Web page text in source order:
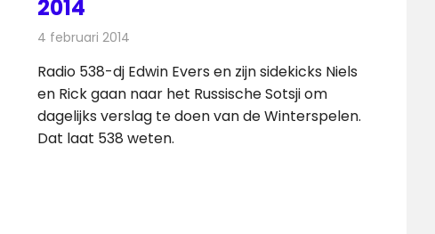
2014
4 februari 2014
Radio 538-dj Edwin Evers en zijn sidekicks Niels
en Rick gaan naar het Russische Sotsji om
dagelijks verslag te doen van de Winterspelen.
Dat laat 538 weten.